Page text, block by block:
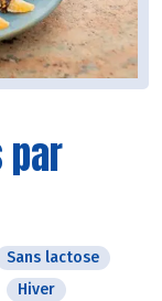
par
Sans lactose
Hiver